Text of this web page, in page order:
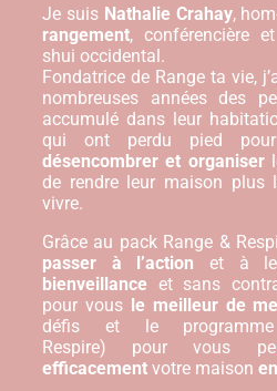
Je suis Nathalie Crahay,
rangement, conférencière
shui occidental.
Fondatrice de Range ta vie,
nombreuses années des
accumulé dans leur
qui ont perdu pied
désencombrer et organiser
de rendre leur maison plus
vivre.
Grâce au pack Range &
passer à l’action et à
bienveillance et sans
pour vousle meilleur de
défis et le programme
Respire) pour vous
efficacement votre maison